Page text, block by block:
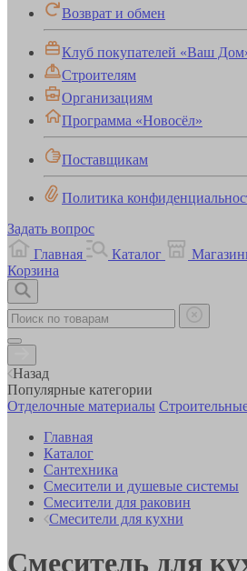
Возврат и обмен
Клуб покупателей «Ваш
Строителям
Организациям
Программа «Новосёл»
Поставщикам
Политика
Задать вопрос
Главная
Каталог
Корзина
Назад
Популярные категории
Отделочные материалы
Главная
Каталог
Сантехника
Смесители и душевые системы
Смесители для раковин
Смесители для кухни
Смеситель для